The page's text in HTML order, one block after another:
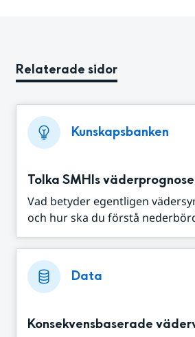
Relaterade sidor
Kunskapsbanken
Tolka SMHIs
Vad betyder egentligen
och hur ska du förstå
Data
Konsekvensbaserade